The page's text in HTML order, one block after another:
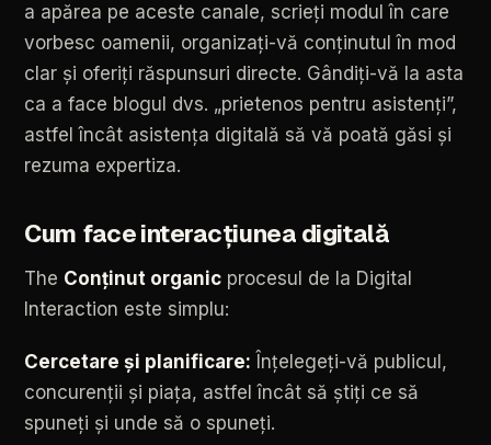
a apărea pe aceste canale, scrieți modul în care
vorbesc oamenii, organizați-vă conținutul în mod
clar și oferiți răspunsuri directe. Gândiți-vă la asta
ca a face blogul dvs. „prietenos pentru asistenți”,
astfel încât asistența digitală să vă poată găsi și
rezuma expertiza.
Cum faceinteracțiunea digitală
The Conținut organic procesul de la Digital
Interaction este simplu:
Cercetare și planificare: Înțelegeți-vă publicul,
concurenții și piața, astfel încât să știți ce să
spuneți și unde să o spuneți.